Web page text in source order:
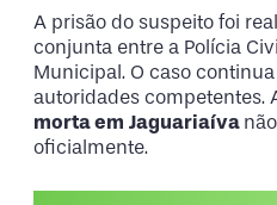
A prisão do suspeito foi
conjunta entre a Polícia
Municipal. O caso
autoridades competentes.
morta em Jaguariaíva
oficialmente.